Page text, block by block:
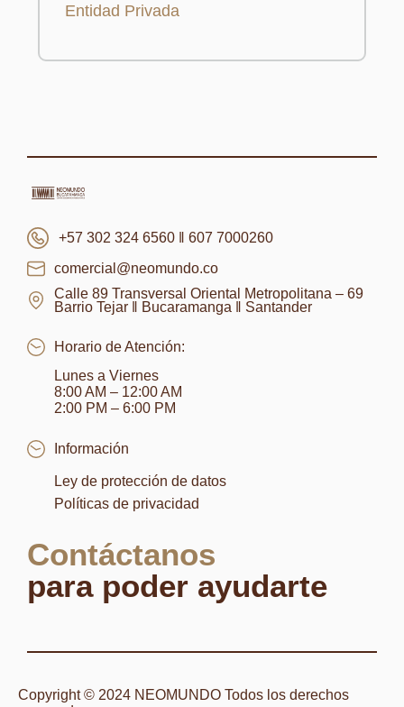
Entidad Privada
+57 302 324 6560 ‖ 607 7000260
comercial@neomundo.co
Calle 89 Transversal Oriental Metropolitana – 69
Barrio Tejar ‖ Bucaramanga ‖ Santander
Horario de Atención:
Lunes a Viernes
8:00 AM – 12:00 AM
2:00 PM – 6:00 PM
Información
Ley de protección de datos
Políticas de privacidad
Contáctanos
para poder ayudarte
Copyright © 2024 NEOMUNDO Todos los derechos